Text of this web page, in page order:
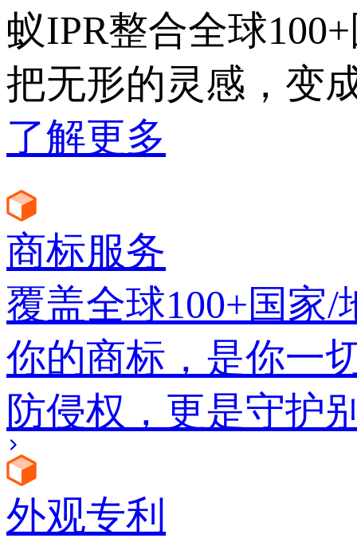
蚁IPR整合全球
把无形的灵感，变
了解更多
商标服务
覆盖全球100+国家/
你的商标，是你一
防侵权，更是守护
外观专利